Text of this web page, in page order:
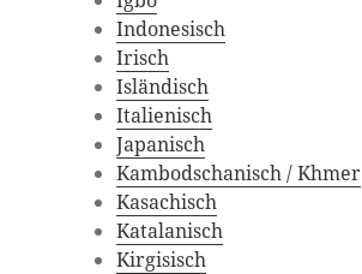
Indonesisch
Irisch
Isländisch
Italienisch
Japanisch
Kambodschanisch / Khmer
Kasachisch
Katalanisch
Kirgisisch